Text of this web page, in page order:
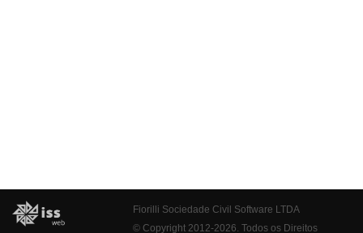
Fiorilli Sociedade Civil Software LTDA
© Copyright 2012-2026. Todos os Direitos